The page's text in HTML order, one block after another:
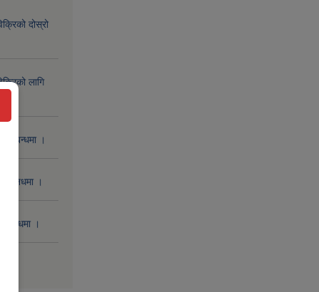
दोस्रो
लागि
सम्बन्धमा ।
।
।